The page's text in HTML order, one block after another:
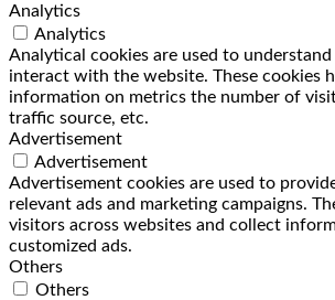
Analytics
Analytics
Analytical cookies are used to
interact with the website. These cookies
information on metrics the number of
traffic source, etc.
Advertisement
Advertisement
Advertisement cookies are used to
relevant ads and marketing campaigns.
visitors across websites and collect
customized ads.
Others
Others